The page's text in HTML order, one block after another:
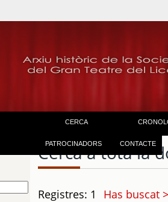
CERCA
PATROCINADORS CONTACTE
Cerca a tota la
Registres: 1 Has buscat